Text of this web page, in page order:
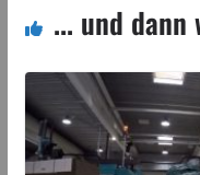
... und dann